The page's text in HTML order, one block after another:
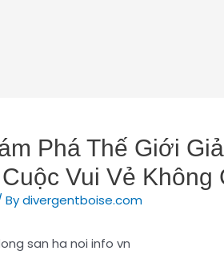
Phá Thế Giới
Vui Vẻ Không
Bydivergentboise.com
san ha noi info vn